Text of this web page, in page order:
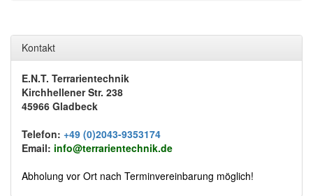
Kontakt
E.N.T. Terrarientechnik
Kirchhellener Str. 238
45966 Gladbeck
Telefon: +49 (0)2043-9353174
Email: info@terrarientechnik.de
Abholung vor Ort nach Terminvereinbarung möglich!